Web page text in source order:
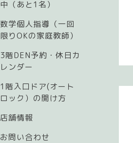
中（あと1名）
数学個人指導（一回
限りOKの家庭教師）
3階DEN予約・休日カ
レンダー
1階入口ドア(オート
ロック）の開け方
店舗情報
お問い合わせ